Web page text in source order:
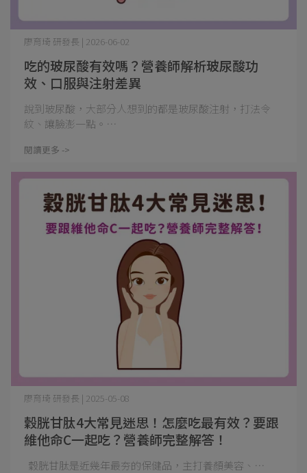
吃的玻尿酸有效嗎？營養師解析玻尿酸功
效、口服與注射差異
廖育琦 研發長 | 2026-06-02
說到玻尿酸，大部分人想到的都是玻尿酸注射，打法令
紋、讓臉澎一點。⋯
閱讀更多 ->
穀胱甘肽4大常見迷思！怎麼吃最有效？要跟
維他命C一起吃？營養師完整解答！
廖育琦 研發長 | 2025-05-08
穀胱甘肽是近幾年最夯的保健品，主打養顏美容、⋯